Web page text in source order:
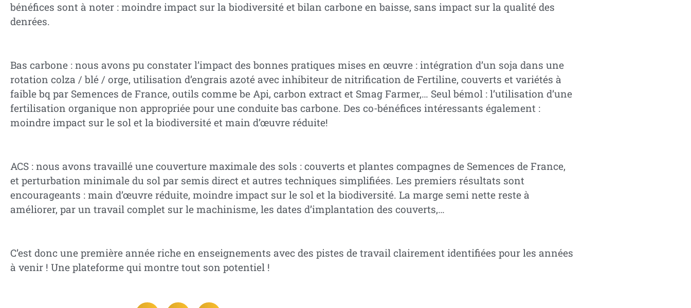
bénéfices sont à noter : moindre impact sur la biodiversité et bilan carbone en baisse, sans impact sur la qualité des
denrées.
Bas carbone : nous avons pu constater l’impact des bonnes pratiques mises en œuvre : intégration d’un soja dans une
rotation colza / blé / orge, utilisation d’engrais azoté avec inhibiteur de nitrification de Fertiline, couverts et variétés à
faible bq par Semences de France, outils comme be Api, carbon extract et Smag Farmer,… Seul bémol : l’utilisation d’une
fertilisation organique non appropriée pour une conduite bas carbone. Des co-bénéfices intéressants également :
moindre impact sur le sol et la biodiversité et main d’œuvre réduite!
ACS : nous avons travaillé une couverture maximale des sols : couverts et plantes compagnes de Semences de France,
et perturbation minimale du sol par semis direct et autres techniques simplifiées. Les premiers résultats sont
encourageants : main d’œuvre réduite, moindre impact sur le sol et la biodiversité. La marge semi nette reste à
améliorer, par un travail complet sur le machinisme, les dates d’implantation des couverts,…
C’est donc une première année riche en enseignements avec des pistes de travail clairement identifiées pour les années
à venir ! Une plateforme qui montre tout son potentiel !